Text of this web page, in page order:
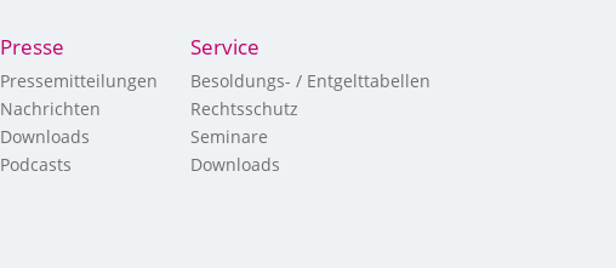
Presse
Pressemitteilungen
Nachrichten
Downloads
Podcasts
Service
Besoldungs- / Entgelttabellen
Rechtsschutz
Seminare
Downloads